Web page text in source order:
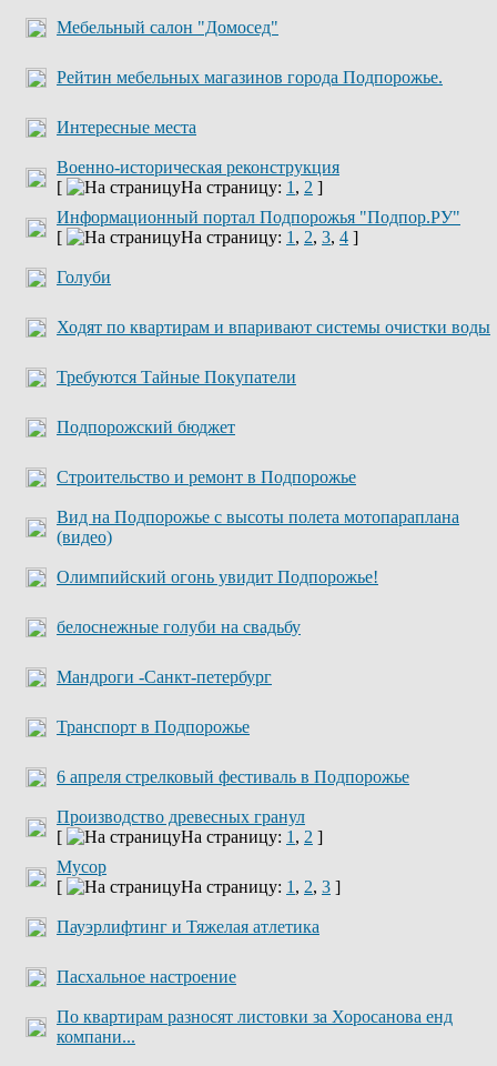
Мебельный салон "Домосед"
Рейтин мебельных магазинов города Подпорожье.
Интересные места
Военно-историческая реконструкция
[
На страницу: 1 , 2 ]
Информационный портал Подпорожья "Подпор.РУ"
[
На страницу: 1 , 2, 3, 4 ]
Голуби
Ходят по квартирам и впаривают системы очистки воды
Требуются Тайные Покупатели
Подпорожский бюджет
Строительство и ремонт в Подпорожье
Вид на Подпорожье с высоты полета мотопараплана
(видео)
Олимпийский огонь увидит Подпорожье!
белоснежные голуби на свадьбу
Мандроги -Санкт-петербург
Транспорт в Подпорожье
6 апреля стрелковый фестиваль в Подпорожье
Производство древесных гранул
[
На страницу: 1 , 2 ]
Мусор
[
На страницу: 1 , 2, 3 ]
Пауэрлифтинг и Тяжелая атлетика
Пасхальное настроение
По квартирам разносят листовки за Хоросанова енд
компани...